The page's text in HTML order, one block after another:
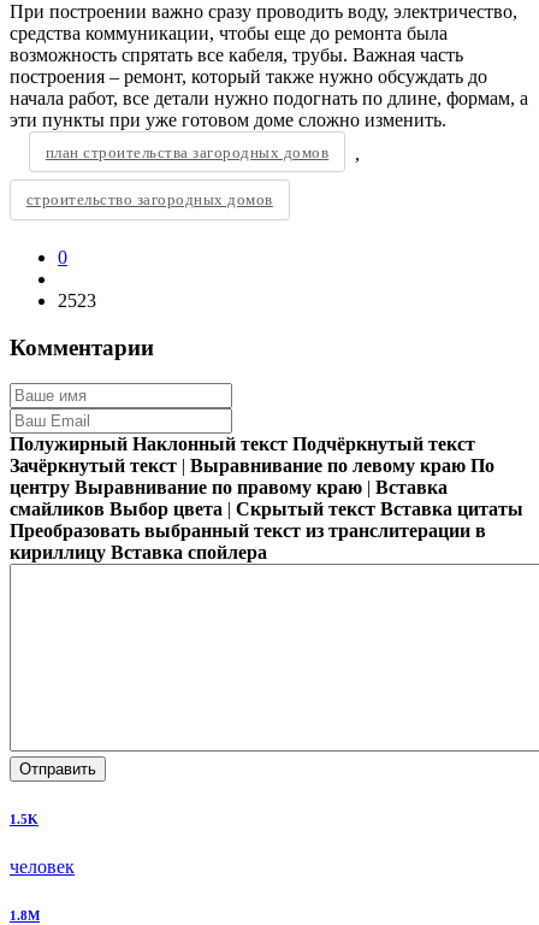
При построении важно сразу проводить воду, электричество,
средства коммуникации, чтобы еще до ремонта была
возможность спрятать все кабеля, трубы. Важная часть
построения – ремонт, который также нужно обсуждать до
начала работ, все детали нужно подогнать по длине, формам, а
эти пункты при уже готовом доме сложно изменить.
план строительства загородных домов ,
строительство загородных домов
0
2523
Комментарии
Полужирный Наклонный текст Подчёркнутый текст
Зачёркнутый текст | Выравнивание по левому краю По
центру Выравнивание по правому краю | Вставка
смайликов Выбор цвета | Скрытый текст Вставка цитаты
Преобразовать выбранный текст из транслитерации в
кириллицу Вставка спойлера
Отправить
1.5K
человек
1.8M